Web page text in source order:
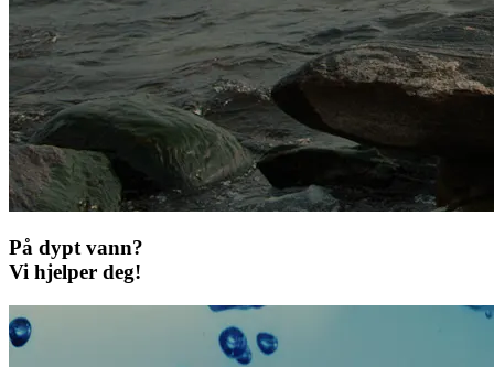
På dypt vann?
Vi hjelper deg!